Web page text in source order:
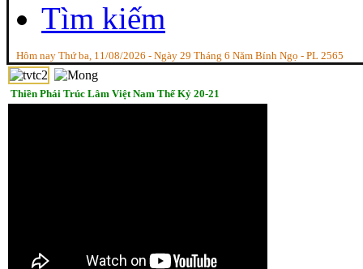
Tìm kiếm
Hôm nay Thứ ba, 11/08/2026 - Ngày 29 Tháng 6 Năm Bính Ngọ - PL 2565
Thiền Phái Trúc Lâm Việt Nam Thế Kỷ 20-21